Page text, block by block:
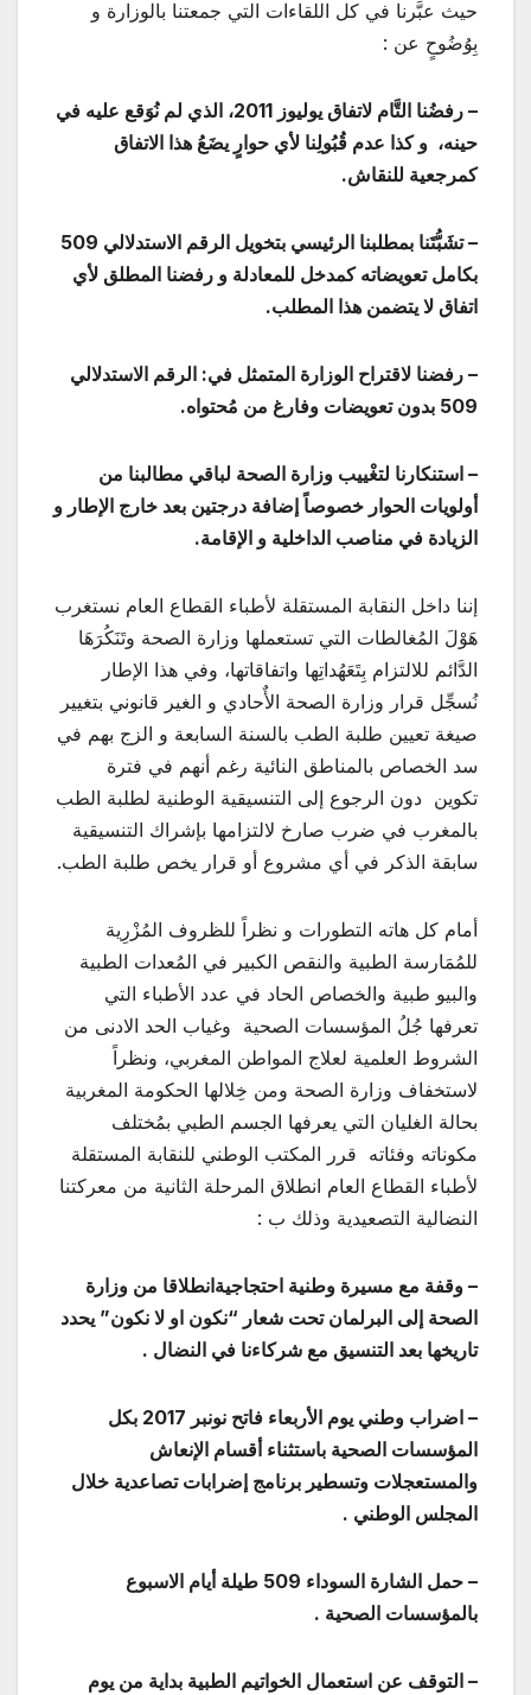
حيث عبَّرنا في كل اللقاءات التي جمعتنا بالوزارة و
بِوُضُوحٍ عن :
– رفضُنا التَّام لاتفاق يوليوز 2011، الذي لم نُوَقع عليه في
حينه، و كذا عدم قُبُولِنا لأي حوارٍ يضَعُ هذا الاتفاق
كمرجعية للنقاش.
– تشَبُّتَنا بمطلبنا الرئيسي بتخويل الرقم الاستدلالي 509
بكامل تعويضاته كمدخل للمعادلة و رفضنا المطلق لأي
اتفاق لا يتضمن هذا المطلب.
– رفضنا لاقتراح الوزارة المتمثل في: الرقم الاستدلالي
509 بدون تعويضات وفارغ من مُحتواه.
– استنكارنا لتغْييب وزارة الصحة لباقي مطالبنا من
أولويات الحوار خصوصاً إضافة درجتين بعد خارج الإطار و
الزيادة في مناصب الداخلية و الإقامة.
إننا داخل النقابة المستقلة لأطباء القطاع العام نستغرب
هَوْلَ المُغالطات التي تستعملها وزارة الصحة وتَنَكُرَهَا
الدَّائم للالتزام بِتَعَهُداتِها واتفاقاتها، وفي هذا الإطار
نُسجِّل قرار وزارة الصحة الأٌحادي و الغير قانوني بتغيير
صيغة تعيين طلبة الطب بالسنة السابعة و الزج بهم في
سد الخصاص بالمناطق النائية رغم أنهم في فترة
تكوين دون الرجوع إلى التنسيقية الوطنية لطلبة الطب
بالمغرب في ضرب صارخ لالتزامها بإشراك التنسيقية
سابقة الذكر في أي مشروع أو قرار يخص طلبة الطب.
أمام كل هاته التطورات و نظراً للظروف المُزْرِية
للمُمَارسة الطبية والنقص الكبير في المُعدات الطبية
والبيو طبية والخصاص الحاد في عدد الأطباء التي
تعرفها جُلُ المؤسسات الصحية وغياب الحد الادنى من
الشروط العلمية لعلاج المواطن المغربي، ونظراً
لاستخفاف وزارة الصحة ومن خِلالها الحكومة المغربية
بحالة الغليان التي يعرفها الجسم الطبي بمُختلف
مكوناته وفئاته قرر المكتب الوطني للنقابة المستقلة
لأطباء القطاع العام انطلاق المرحلة الثانية من معركتنا
النضالية التصعيدية وذلك ب :
– وقفة مع مسيرة وطنية احتجاجيةانطلاقا من وزارة
الصحة إلى البرلمان تحت شعار “نكون او لا نكون” يحدد
تاريخها بعد التنسيق مع شركاءنا في النضال .
– اضراب وطني يوم الأربعاء فاتح نونبر 2017 بكل
المؤسسات الصحية باستثناء أقسام الإنعاش
والمستعجلات وتسطير برنامج إضرابات تصاعدية خلال
المجلس الوطني .
– حمل الشارة السوداء 509 طيلة أيام الاسبوع
بالمؤسسات الصحية .
– التوقف عن استعمال الخواتيم الطبية بداية من يوم